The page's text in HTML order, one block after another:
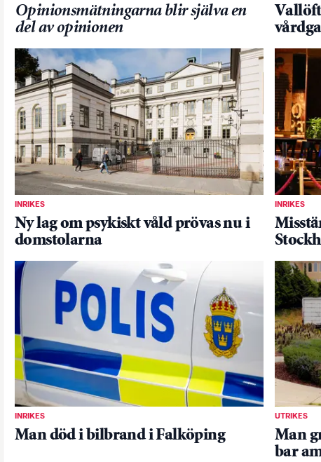
Opinionsmätningarna blir själva en
del av opinionen
INRIKES
Ny lag om psykiskt våld prövas nu i
domstolarna
INRIKES
INRIKES
Man död i bilbrand i Falköping
UTRIKES
Man
bar